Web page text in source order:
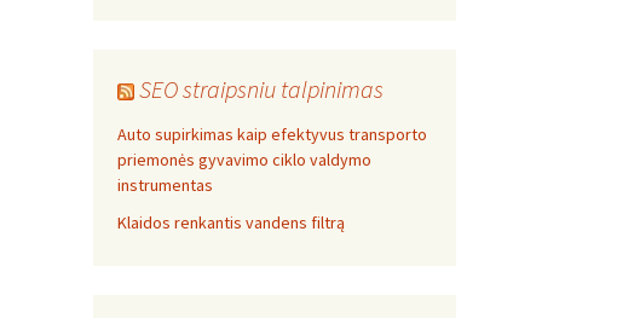
SEO straipsniu talpinimas
Auto supirkimas kaip efektyvus transporto
priemonės gyvavimo ciklo valdymo
instrumentas
Klaidos renkantis vandens filtrą